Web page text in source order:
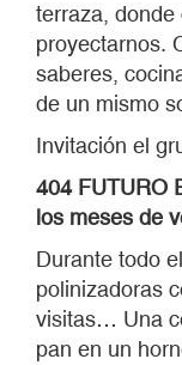
terraza,
proyectarnos.
saberes,
de un mismo
Invitación el
404 FUTURO
los meses de
Durante todo
polinizadoras
visitas… Una
pan en un